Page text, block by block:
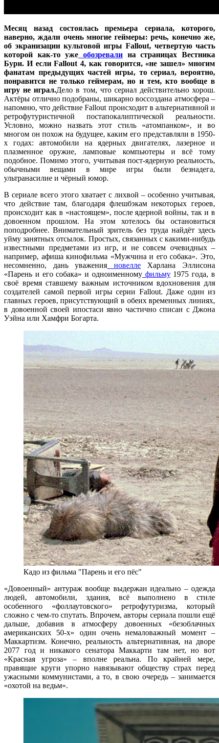
Месяц назад состоялась премьера сериала, которого,
наверно, ждали очень многие геймеры: речь, конечно же,
об экранизации культовой игры Fallout, четвертую часть
которой как-то уже обозревали на страницах Вестника
Бури. И если Fallout 4, как говорится, «не зашел» многим
фанатам предыдущих частей игры, то сериал, вероятно,
понравится не только геймерам, но и тем, кто вообще в
игру не играл.Дело в том, что сериал действительно хорош.
Актёры отлично подобраны, шикарно воссоздана атмосфера –
напомню, что действие Fallout происходит в альтернативной и
ретрофутуристичной постапокалиптической реальности.
Условно, можно назвать этот стиль «атомпанком», и во
многом он похож на будущее, каким его представляли в 1950-
х годах: автомобили на ядерных двигателях, лазерное и
плазменное оружие, ламповые компьютеры и всё тому
подобное. Помимо этого, учитывая пост-ядерную реальность,
обычными вещами в мире игры были безнадега,
ультранасилие и чёрный юмор.
В сериале всего этого хватает с лихвой – особенно учитывая,
что действие там, благодаря флешбэкам некоторых героев,
происходит как в «настоящем», после ядерной войны, так и в
довоенном прошлом. На этом хотелось бы остановиться
поподробнее. Внимательный зритель без труда найдёт здесь
уйму занятных отсылок. Простых, связанных с какими-нибудь
известными предметами из игр, и не совсем очевидных –
например, афиша кинофильма «Мужчина и его собака». Это,
несомненно, дань уважения новеллеХарлана Эллисона
«Парень и его собака» и одноименномуфильму1975 года, в
своё время ставшему важным источником вдохновения для
создателей самой первой игры серии Fallout. Даже один из
главных героев, присутствующий в обеих временных линиях,
в довоенной своей ипостаси явно частично списан с Джона
Уэйна или Хамфри Богарта.
Кадо из фильма "Парень и его пёс"
«Довоенный» антураж вообще выдержан идеально – одежда
людей, автомобили, здания, всё выполнено в стиле
особенного «фоллаутовского» ретрофутуризма, который
сложно с чем-то спутать. Впрочем, авторы сериала пошли ещё
дальше, добавив в атмосферу довоенных «безоблачных
американских 50-х» один очень немаловажный момент –
Маккартизм. Конечно, реальность альтернативная, на дворе
2077 год и никакого сенатора Маккарти там нет, но вот
«Красная угроза» – вполне реальна. По крайней мере,
правящие круги упорно навязывают обществу страх перед
ужасными коммунистами, а то, в свою очередь – занимается
«охотой на ведьм».